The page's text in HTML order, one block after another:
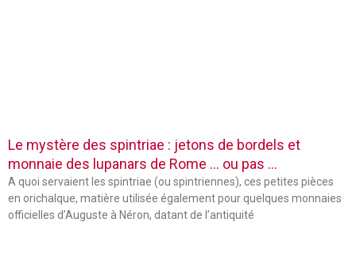
Le mystère des spintriae : jetons de bordels et
monnaie des lupanars de Rome … ou pas …
A quoi servaient les spintriae (ou spintriennes), ces petites pièces
en orichalque, matière utilisée également pour quelques monnaies
officielles d’Auguste à Néron, datant de l’antiquité